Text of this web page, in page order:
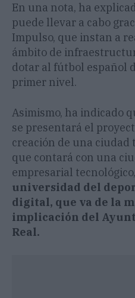
En una nota, ha
puede llevar a cabo
Impulso, que instan a
ámbito de
dotar al fútbol español
primer nivel.
Asimismo, ha indicado
se presentará el
creación de una ciudad
que contará con una
empresarial
universidad del
digital, que va de la
implicación del
Real.